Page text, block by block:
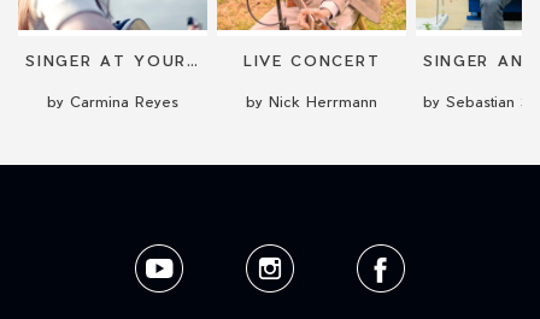
SINGER AT YOUR WEDDING CEREMONY
by Carmina Reyes
LIVE CONCERT
by Nick Herrmann